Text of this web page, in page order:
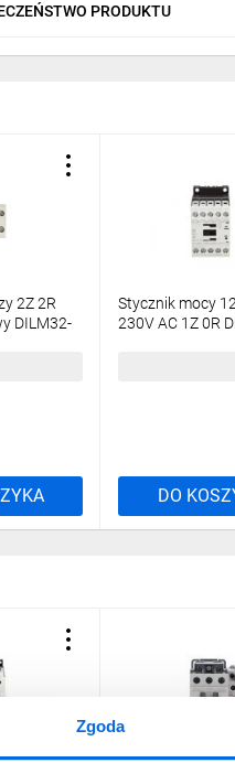
Zgoda
PRODUKTU
2Z 2R
DILM32-
Stycznik mocy
230V AC 1Z 0R
DO